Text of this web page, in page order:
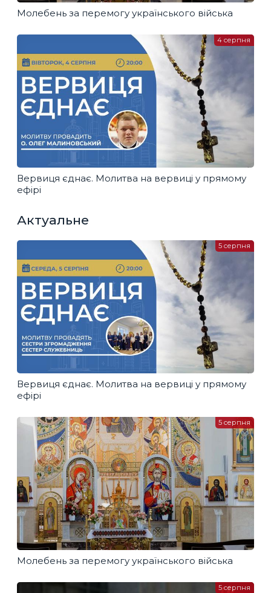
Молебень за перемогу українського війська
Вервиця єднає. Молитва на вервиці у прямому
ефірі
4 серпня
Актуальне
Вервиця єднає. Молитва на вервиці у прямому
ефірі
5 серпня
Молебень за перемогу українського війська
5 серпня
5 серпня